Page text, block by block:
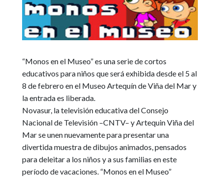
“Monos en el Museo” es una serie de cortos
educativos para niños que será exhibida desde el 5 al
8 de febrero en el Museo Artequín de Viña del Mar y
la entrada es liberada.
Novasur, la televisión educativa del Consejo
Nacional de Televisión –CNTV– y Artequin Viña del
Mar se unen nuevamente para presentar una
divertida muestra de dibujos animados, pensados
para deleitar a los niños y a sus familias en este
período de vacaciones. “Monos en el Museo”